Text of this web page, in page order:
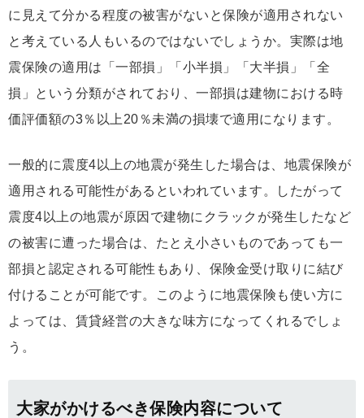
に見えて分かる程度の被害がないと保険が適用されない
と考えている人もいるのではないでしょうか。実際は地
震保険の適用は「一部損」「小半損」「大半損」「全
損」という分類がされており、一部損は建物における時
価評価額の3％以上20％未満の損壊で適用になります。
一般的に震度4以上の地震が発生した場合は、地震保険が
適用される可能性があるといわれています。したがって
震度4以上の地震が原因で建物にクラックが発生したなど
の被害に遭った場合は、たとえ小さいものであっても一
部損と認定される可能性もあり、保険金受け取りに結び
付けることが可能です。このように地震保険も使い方に
よっては、賃貸経営の大きな味方になってくれるでしょ
う。
大家がかけるべき保険内容について